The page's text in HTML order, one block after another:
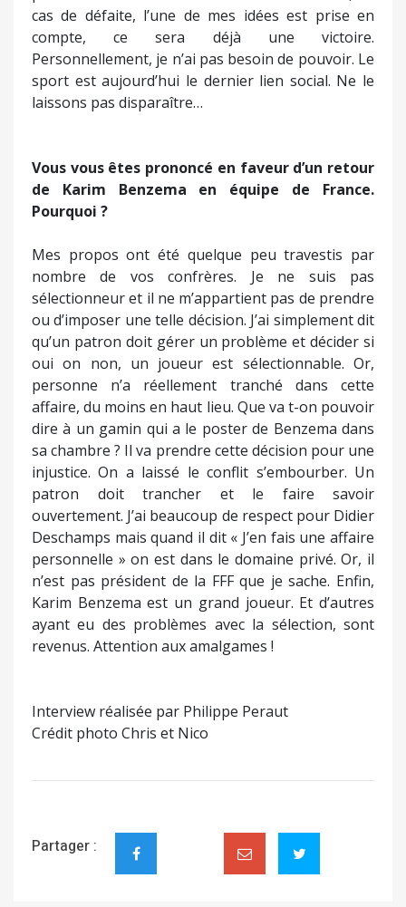
cas de défaite, l’une de mes idées est prise en
compte, ce sera déjà une victoire.
Personnellement, je n’ai pas besoin de pouvoir. Le
sport est aujourd’hui le dernier lien social. Ne le
laissons pas disparaître…
Vous vous êtes prononcé en faveur d’un retour
de Karim Benzema en équipe de France.
Pourquoi ?
Mes propos ont été quelque peu travestis par
nombre de vos confrères. Je ne suis pas
sélectionneur et il ne m’appartient pas de prendre
ou d’imposer une telle décision. J’ai simplement dit
qu’un patron doit gérer un problème et décider si
oui on non, un joueur est sélectionnable. Or,
personne n’a réellement tranché dans cette
affaire, du moins en haut lieu. Que va t-on pouvoir
dire à un gamin qui a le poster de Benzema dans
sa chambre ? Il va prendre cette décision pour une
injustice. On a laissé le conflit s’embourber. Un
patron doit trancher et le faire savoir
ouvertement. J’ai beaucoup de respect pour Didier
Deschamps mais quand il dit « J’en fais une affaire
personnelle » on est dans le domaine privé. Or, il
n’est pas président de la FFF que je sache. Enfin,
Karim Benzema est un grand joueur. Et d’autres
ayant eu des problèmes avec la sélection, sont
revenus. Attention aux amalgames !
Interview réalisée par Philippe Peraut
Crédit photo Chris et Nico
Partager :